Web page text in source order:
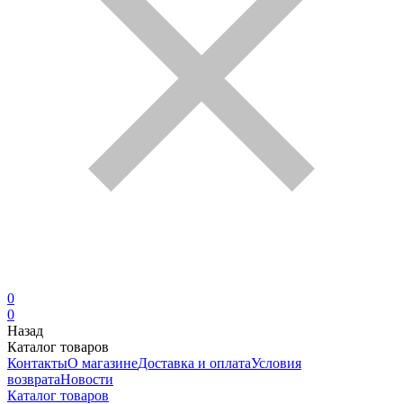
0
0
Назад
Каталог товаров
КонтактыО магазинеДоставка и оплатаУсловия
возвратаНовости
Каталог товаров